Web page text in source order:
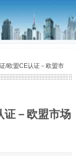
/欧盟CE认证－欧盟市
证－欧盟市场